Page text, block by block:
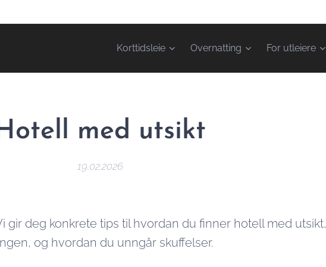
Korttidsleie Overnatting For utleiere
med utsikt
19.02.2026
gir deg konkrete tips til hvordan du finner hotell med utsikt,
og hvordan du unngår skuffelser.